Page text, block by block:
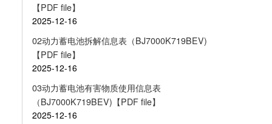
【PDF file】
2025-12-16
02动力蓄电池拆解信息表（BJ7000K719BEV)
【PDF file】
2025-12-16
03动力蓄电池有害物质使用信息表
（BJ7000K719BEV)【PDF file】
2025-12-16